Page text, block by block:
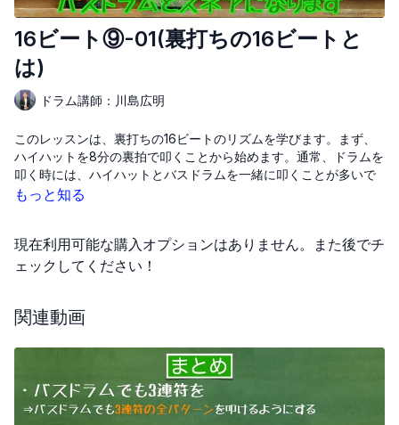
16ビート⑨-01(裏打ちの16ビートと
は)
ドラム講師：川島広明
このレッスンは、裏打ちの16ビートのリズムを学びます。まず、
ハイハットを8分の裏拍で叩くことから始めます。通常、ドラムを
叩く時には、ハイハットとバスドラムを一緒に叩くことが多いで
すが、この練習ではハイハットは裏拍だけで叩き、バスドラムは
そこにさらに、16分のスネアドラムを加えます。楽譜の読み方に
も触れており、縦で読む方法と横で読む方法の2つがあります。
に焦点を合わせ、ハイハットは裏拍に意識を置くことで、新しい
もっと知る
現在利用可能な購入オプションはありません。また後でチ
ェックしてください！
関連動画